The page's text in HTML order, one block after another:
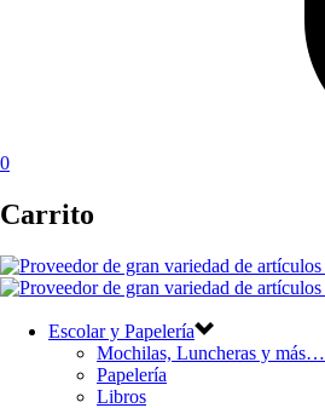
0
Carrito
Escolar y Papelería
Mochilas, Luncheras y más…
Papelería
Libros